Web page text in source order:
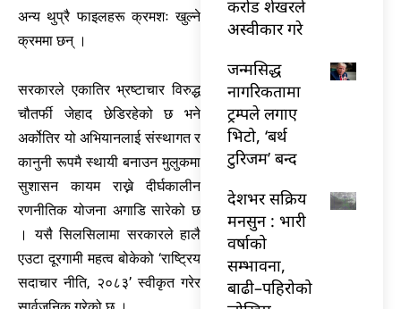
अन्य थुप्रै फाइलहरू क्रमशः खुल्ने
क्रममा छन् ।
सरकारले एकातिर भ्रष्टाचार विरुद्ध
चौतर्फी जेहाद छेडिरहेको छ भने
अर्कोतिर यो अभियानलाई संस्थागत र
कानुनी रूपमै स्थायी बनाउन मुलुकमा
सुशासन कायम राख्ने दीर्घकालीन
रणनीतिक योजना अगाडि सारेको छ
। यसै सिलसिलामा सरकारले हालै
एउटा दूरगामी महत्व बोकेको ‘राष्ट्रिय
सदाचार नीति, २०८३’ स्वीकृत गरेर
करोड शेखरले
अस्वीकार गरे
जन्मसिद्ध
नागरिकतामा
ट्रम्पले लगाए
भिटो, ‘बर्थ
टुरिजम’ बन्द
देशभर सक्रिय
मनसुन : भारी
वर्षाको
सम्भावना,
बाढी–पहिरोको